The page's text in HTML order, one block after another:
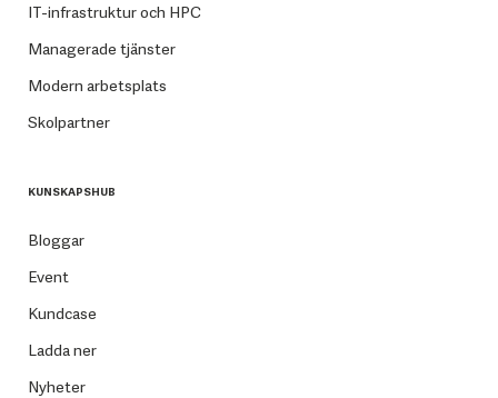
IT-infrastruktur och HPC
Managerade tjänster
Modern arbetsplats
Skolpartner
KUNSKAPSHUB
Bloggar
Event
Kundcase
Ladda ner
Nyheter